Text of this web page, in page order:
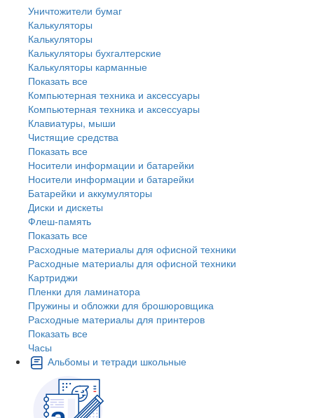
Уничтожители бумаг
Калькуляторы
Калькуляторы
Калькуляторы бухгалтерские
Калькуляторы карманные
Показать все
Компьютерная техника и аксессуары
Компьютерная техника и аксессуары
Клавиатуры, мыши
Чистящие средства
Показать все
Носители информации и батарейки
Носители информации и батарейки
Батарейки и аккумуляторы
Диски и дискеты
Флеш-память
Показать все
Расходные материалы для офисной техники
Расходные материалы для офисной техники
Картриджи
Пленки для ламинатора
Пружины и обложки для брошюровщика
Расходные материалы для принтеров
Показать все
Часы
Альбомы и тетради школьные